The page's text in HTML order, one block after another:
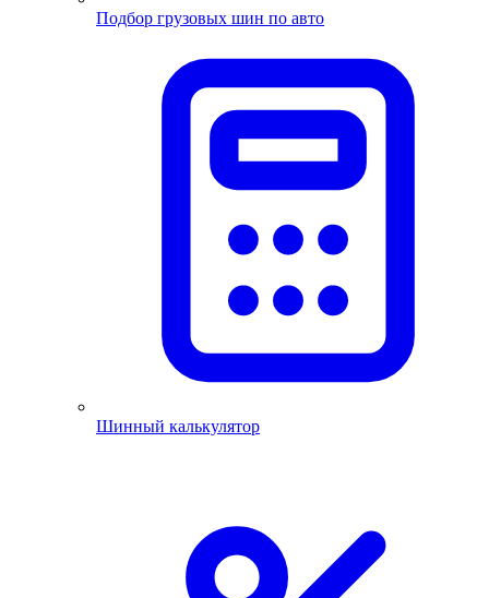
Подбор грузовых шин по авто
Шинный калькулятор